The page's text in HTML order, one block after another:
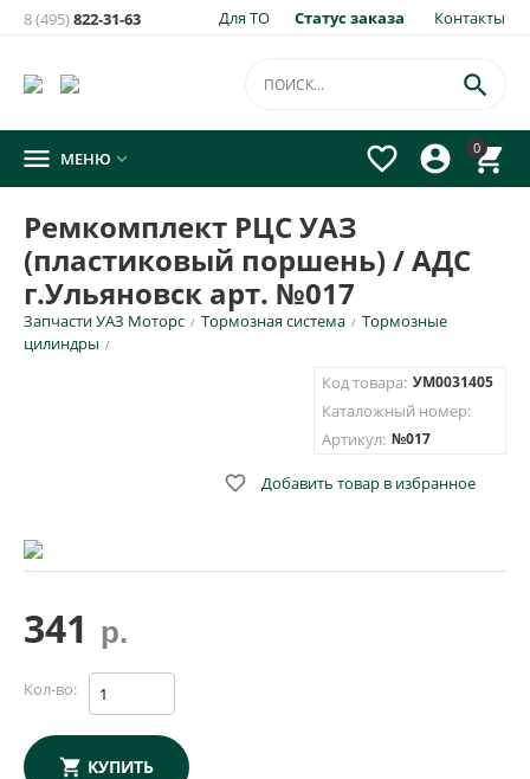
Для ТО Статус заказа Контакты
8 (495)822-31-63
0




 МЕНЮ 
Ремкомплект РЦС УАЗ
(пластиковый поршень) / АДС
г.Ульяновск арт. №017
Запчасти УАЗ Моторс / Тормозная система / Тормозные
цилиндры /
Код товара: УМ0031405
Каталожный номер:
Артикул: №017
 Добавить товар в избранное
341 р.
Кол-во:
КУПИТЬ
товара:
×
Ремкомплект РЦС УАЗ (пластиковый поршень) / АДС
г.Ульяновск арт. №017
E-mail для уведомления письмом
Номер телефона для SMS уведомления